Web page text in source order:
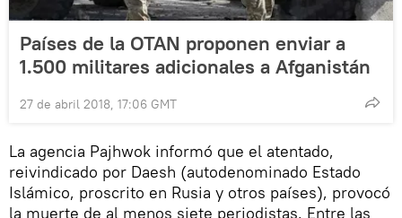
Países de la OTAN proponen enviar a
1.500 militares adicionales a Afganistán
27 de abril 2018, 17:06 GMT
La agencia Pajhwok informó que el atentado,
reivindicado por Daesh (autodenominado Estado
Islámico, proscrito en Rusia y otros países), provocó
la muerte de al menos siete periodistas. Entre las